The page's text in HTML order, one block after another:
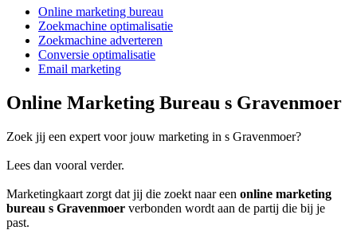
Online marketing bureau
Zoekmachine optimalisatie
Zoekmachine adverteren
Conversie optimalisatie
Email marketing
Online Marketing Bureau s Gravenmoer
Zoek jij een expert voor jouw marketing in s Gravenmoer?
Lees dan vooral verder.
Marketingkaart zorgt dat jij die zoekt naar een online marketing
bureau s Gravenmoer verbonden wordt aan de partij die bij je
past.